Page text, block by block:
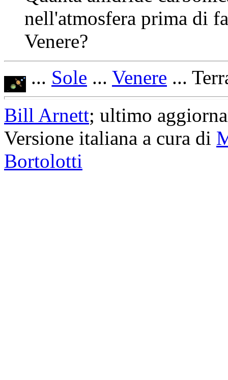
nell'atmosfera prima di
Venere?
... Sole ... Venere ...
Bill Arnett; ultimo
Versione italiana a cura di
Bortolotti